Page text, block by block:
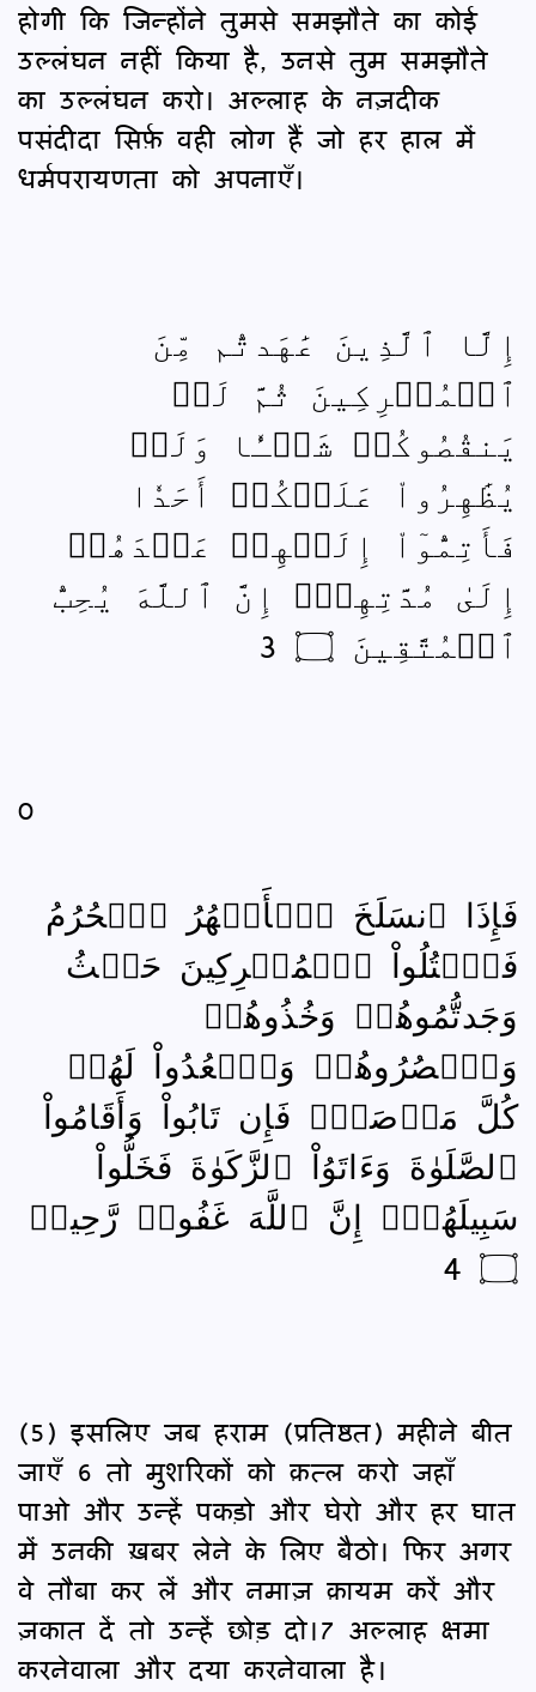
होगी कि जिन्होंने तुमसे समझौते का कोई
उल्लंघन नहीं किया है, उनसे तुम समझौते
का उल्लंघन करो। अल्लाह के नज़दीक
पसंदीदा सिर्फ़ वही लोग हैं जो हर हाल में
धर्मपरायणता को अपनाएँ।
إِلَّا ٱلَّذِينَ عَٰهَدتُّم مِّنَ
ٱلۡمُشۡرِكِينَ ثُمَّ لَمۡ
يَنقُصُوكُمۡ شَيۡـٔٗا وَلَمۡ
يُظَٰهِرُواْ عَلَيۡكُمۡ أَحَدٗا
فَأَتِمُّوٓاْ إِلَيۡهِمۡ عَهۡدَهُمۡ
إِلَىٰ مُدَّتِهِمۡۚ إِنَّ ٱللَّهَ يُحِبُّ
ٱلۡمُتَّقِينَ ۝ 3
0
فَإِذَا ٱنسَلَخَ ٱلۡأَشۡهُرُ ٱلۡحُرُمُ
فَٱقۡتُلُواْ ٱلۡمُشۡرِكِينَ حَيۡثُ
وَجَدتُّمُوهُمۡ وَخُذُوهُمۡ
وَٱحۡصُرُوهُمۡ وَٱقۡعُدُواْ لَهُمۡ
كُلَّ مَرۡصَدٖۚ فَإِن تَابُواْ وَأَقَامُواْ
ٱلصَّلَوٰةَ وَءَاتَوُاْ ٱلزَّكَوٰةَ فَخَلُّواْ
سَبِيلَهُمۡۚ إِنَّ ٱللَّهَ غَفُورٞ رَّحِيمٞ
۝ 4
(5) इसलिए जब हराम (प्रतिष्ठत) महीने बीत
जाएँ 6 तो मुशरिकों को क़त्ल करो जहाँ
पाओ और उन्हें पकड़ो और घेरो और हर घात
में उनकी ख़बर लेने के लिए बैठो। फिर अगर
वे तौबा कर लें और नमाज़ क़ायम करें और
ज़कात दें तो उन्हें छोड़ दो।7 अल्लाह क्षमा
करनेवाला और दया करनेवाला है।